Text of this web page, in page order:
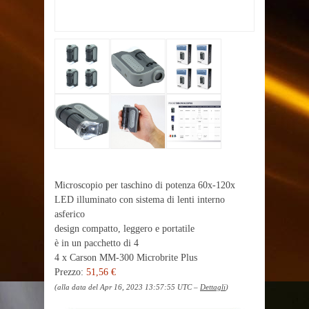
Microscopio per taschino di potenza 60x-120x
LED illuminato con sistema di lenti interno
asferico
design compatto, leggero e portatile
è in un pacchetto di 4
4 x Carson MM-300 Microbrite Plus
Prezzo: 51,56 €
(alla data del Apr 16, 2023 13:57:55 UTC – Dettagli)